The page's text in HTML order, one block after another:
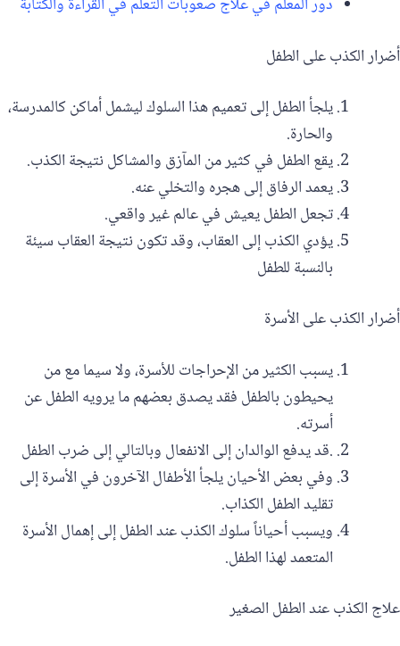
دور المعلم في علاج صعوبات التعلم في القراءة والكتابة
أضرار الكذب على الطفل
‎يلجأ الطفل إلى تعميم هذا السلوك ليشمل أماكن كالمدرسة،
والحارة.
يقع الطفل في كثير من المآزق والمشاكل نتيجة الكذب.
يعمد الرفاق إلى هجره والتخلي عنه.
تجعل الطفل يعيش في عالم غير واقعي.
‎‏يؤدي الكذب إلى العقاب، وقد تكون نتيجة العقاب سيئة
بالنسبة للطفل
أضرار الكذب على الأسرة
‎يسبب الكثير من الإحراجات للأسرة، ولا سيما مع من
يحيطون بالطفل فقد يصدق بعضهم ما يرويه الطفل عن
أسرته.
‏وفي بعض الأحيان يلجأ الأطفال الآخرون في الأسرة إلى
تقليد الطفل الكذاب.
ويسبب أحياناً سلوك الكذب عند الطفل إلى إهمال الأسرة
المتعمد لهذا الطفل.
علاج الكذب عند الطفل الصغير